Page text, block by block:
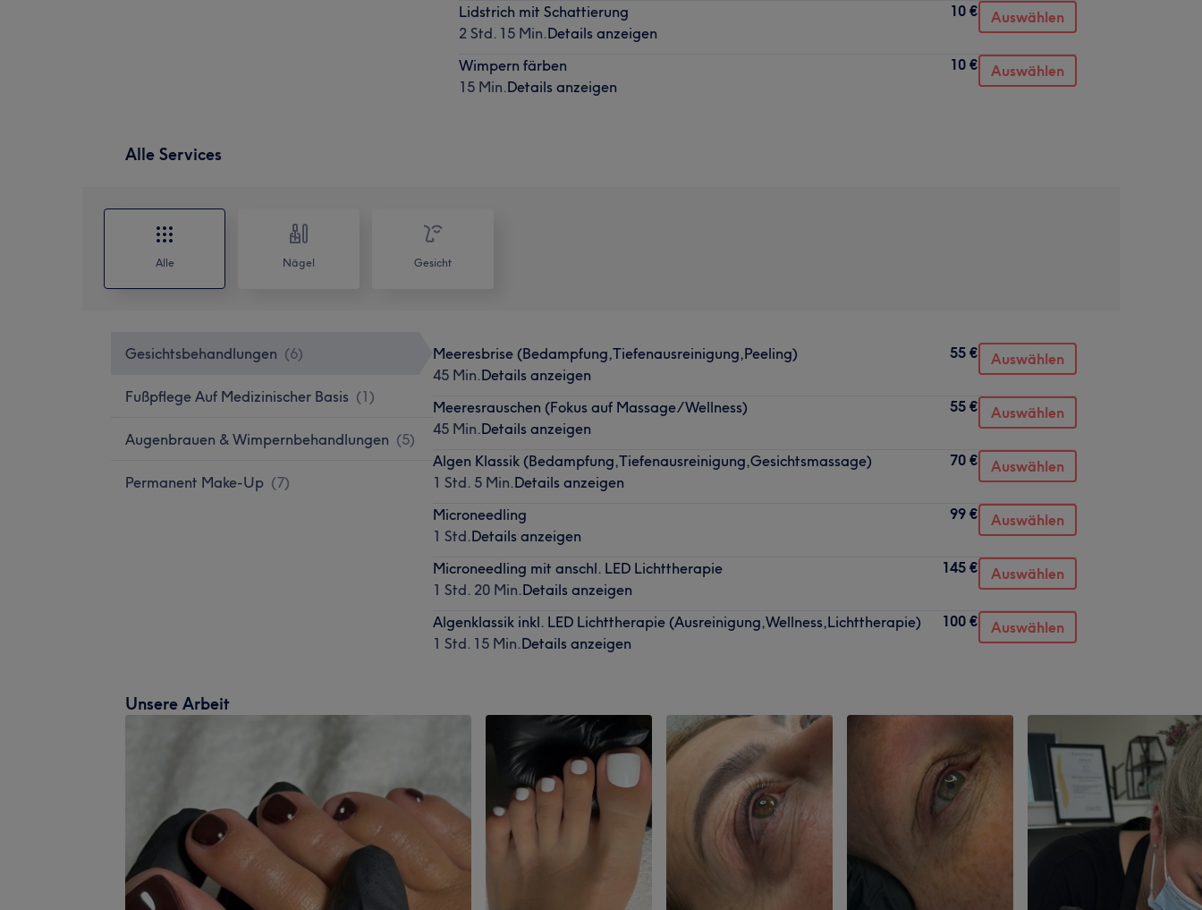
Lidstrich mit Schattierung
2 Std. 15 Min.Details anzeigen
10 € Auswählen
Wimpern färben
15 Min.Details anzeigen
10 € Auswählen
Alle Services
Alle Nägel Gesicht
Gesichtsbehandlungen (6)
Fußpflege Auf Medizinischer Basis (1)
Augenbrauen & Wimpernbehandlungen (5)
Permanent Make-Up (7)
Meeresbrise (Bedampfung,Tiefenausreinigung,Peeling)
45 Min.Details anzeigen
55 € Auswählen
Meeresrauschen (Fokus auf Massage/Wellness)
45 Min.Details anzeigen
55 € Auswählen
Algen Klassik (Bedampfung,Tiefenausreinigung,Gesichtsmassage)
1 Std. 5 Min.Details anzeigen
70 € Auswählen
Microneedling
1 Std.Details anzeigen
99 € Auswählen
Microneedling mit anschl. LED Lichttherapie
1 Std. 20 Min.Details anzeigen
145 € Auswählen
Algenklassik inkl. LED Lichttherapie (Ausreinigung,Wellness,Lichttherapie)
1 Std. 15 Min.Details anzeigen
100 € Auswählen
Unsere Arbeit